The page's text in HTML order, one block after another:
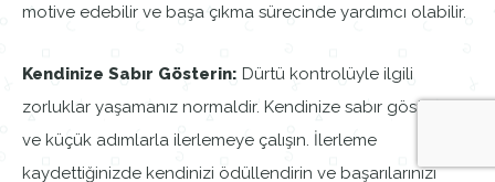
motive edebilir ve başa çıkma sürecinde yardımcı olabilir.
Kendinize Sabır Gösterin: Dürtü kontrolüyle ilgili
zorluklar yaşamanız normaldir. Kendinize sabır gösterin
ve küçük adımlarla ilerlemeye çalışın. İlerleme
kaydettiğinizde kendinizi ödüllendirin ve başarılarınızı